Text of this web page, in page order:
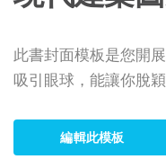
此書封面模板是您開
吸引眼球，能讓你脫穎
編輯此模板